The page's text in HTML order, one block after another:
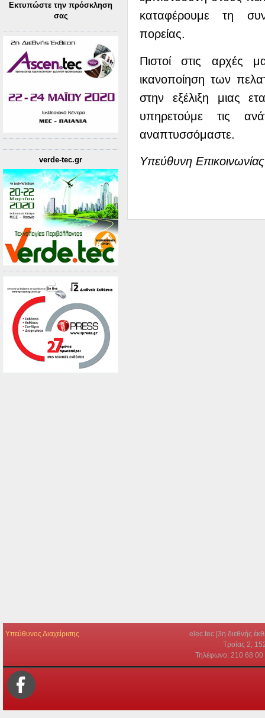
Εκτυπώστε την πρόσκληση
σας
verde-tec.gr
καταφέρουμε τη
πορείας.
Πιστοί στις αρχές
ικανοποίηση των
στην εξέλιξη μιας
υπηρετούμε τις
αναπτυσσόμαστε.
Yπεύθυνη
Υπεύθυνος Διαχείρισης
elec.tec |3η διεθνής
Τροίας 2,
Τηλέφωνο: 210 68